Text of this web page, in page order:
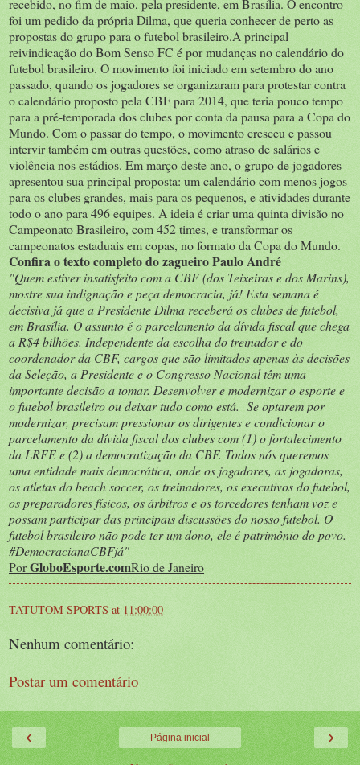
foi um pedido da própria Dilma, que queria conhecer de perto as
propostas do grupo para o futebol brasileiro.A principal
reivindicação do Bom Senso FC é por mudanças no calendário do
futebol brasileiro. O movimento foi iniciado em setembro do ano
passado, quando os jogadores se organizaram para protestar contra
o calendário proposto pela CBF para 2014, que teria pouco tempo
para a pré-temporada dos clubes por conta da pausa para a Copa do
Mundo. Com o passar do tempo, o movimento cresceu e passou
intervir também em outras questões, como atraso de salários e
violência nos estádios. Em março deste ano, o grupo de jogadores
apresentou sua principal proposta: um calendário com menos jogos
para os clubes grandes, mais para os pequenos, e atividades durante
todo o ano para 496 equipes. A ideia é criar uma quinta divisão no
Campeonato Brasileiro, com 452 times, e transformar os
campeonatos estaduais em copas, no formato da Copa do Mundo.
Confira o texto completo do zagueiro Paulo André
"Quem estiver insatisfeito com a CBF (dos Teixeiras e dos Marins),
mostre sua indignação e peça democracia, já! Esta semana é
decisiva já que a Presidente Dilma receberá os clubes de futebol,
em Brasília. O assunto é o parcelamento da dívida fiscal que chega
a R$4 bilhões. Independente da escolha do treinador e do
coordenador da CBF, cargos que são limitados apenas às decisões
da Seleção, a Presidente e o Congresso Nacional têm uma
importante decisão a tomar. Desenvolver e modernizar o esporte e
o futebol brasileiro ou deixar tudo como está. Se optarem por
modernizar, precisam pressionar os dirigentes e condicionar o
parcelamento da dívida fiscal dos clubes com (1) o fortalecimento
da LRFE e (2) a democratização da CBF. Todos nós queremos
uma entidade mais democrática, onde os jogadores, as jogadoras,
os atletas do beach soccer, os treinadores, os executivos do futebol,
os preparadores físicos, os árbitros e os torcedores tenham voz e
possam participar das principais discussões do nosso futebol. O
futebol brasileiro não pode ter um dono, ele é patrimônio do povo.
#DemocracianaCBFjá"
PorGloboEsporte.comRio de Janeiro
TATUTOM SPORTS at 11:00:00
Nenhum comentário:
Postar um comentário
‹ ›
Página inicial